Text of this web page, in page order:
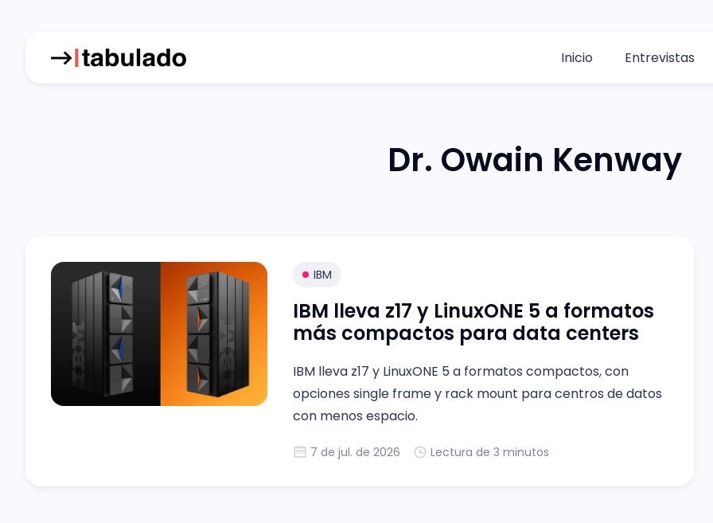
Inicio Entrevistas
Dr. Owain Kenway
IBM
IBM lleva z17 y LinuxONE 5 a formatos
más compactos para data centers
IBM lleva z17 y LinuxONE 5 a formatos compactos, con
opciones single frame y rack mount para centros de datos
con menos espacio.
7 de jul. de 2026 Lectura de 3 minutos